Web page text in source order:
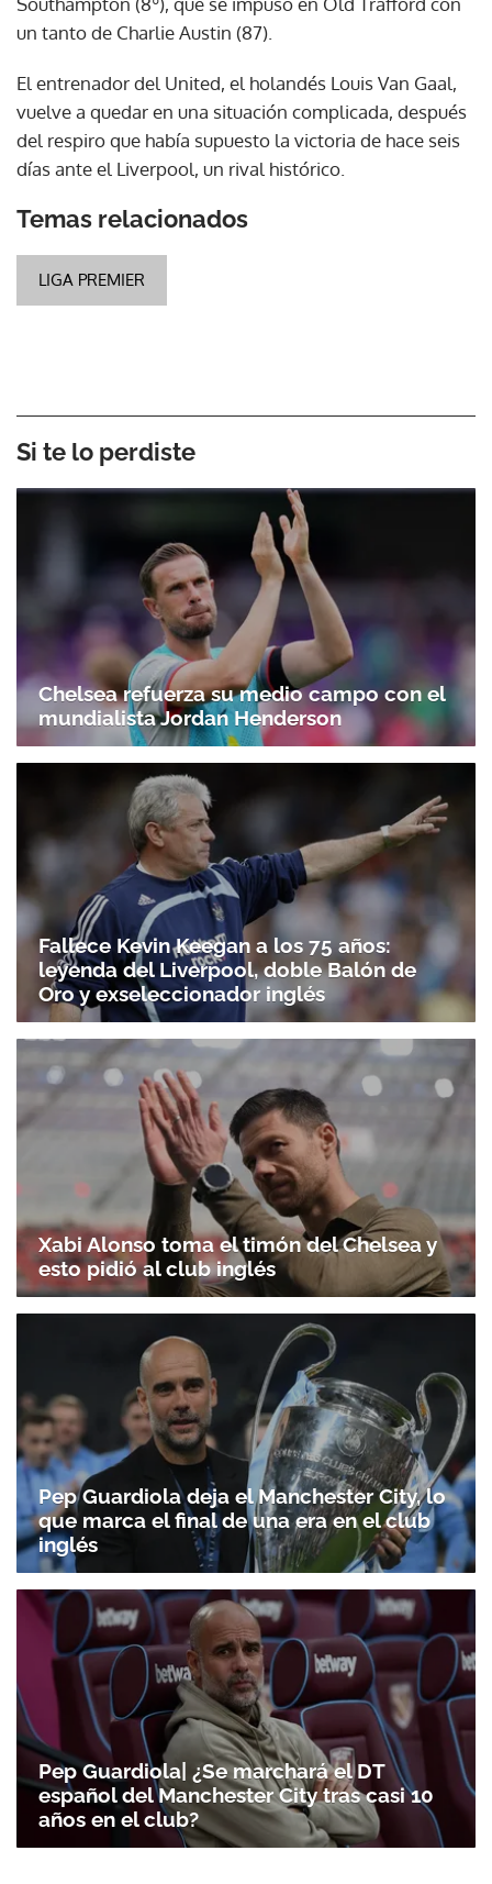
un tanto de Charlie Austin (87).
El entrenador del United, el holandés Louis Van Gaal,
vuelve a quedar en una situación complicada, después
del respiro que había supuesto la victoria de hace seis
días ante el Liverpool, un rival histórico.
Temas relacionados
LIGA PREMIER
Si te lo perdiste
Chelsea refuerza su medio campo con el
mundialista Jordan Henderson
Fallece Kevin Keegan a los 75 años:
leyenda del Liverpool, doble Balón de
Oro y exseleccionador inglés
Xabi Alonso toma el timón del Chelsea y
esto pidió al club inglés
Pep Guardiola deja el Manchester City, lo
que marca el final de una era en el club
inglés
Pep Guardiola| ¿Se marchará el DT
español del Manchester City tras casi 10
años en el club?